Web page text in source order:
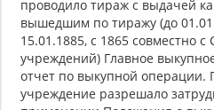
проводило тираж с выдачей
вышедшим по тиражу (до
15.01.1885, с 1865 совместно с
учреждений) Главное
отчет по выкупной операции.
учреждение разрешало